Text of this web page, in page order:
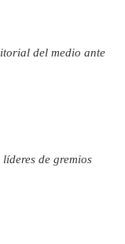
del medio ante
de gremios